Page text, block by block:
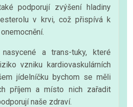
podporují zvýšení hladiny
v krvi, což přispívá k
a trans-tuky, které
vzniku kardiovaskulárních
jídelníčku bychom se měli
příjem a místo nich zařadit
naše zdraví.